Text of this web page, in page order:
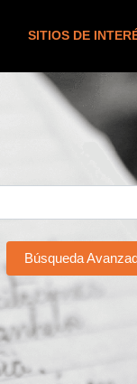
SITIOS DE
Búsqueda